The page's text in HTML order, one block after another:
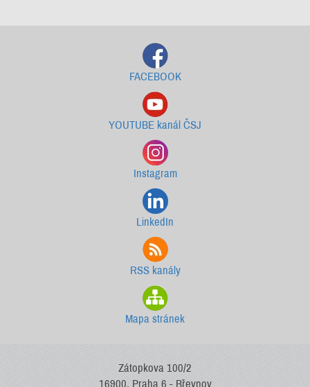
FACEBOOK
YOUTUBE kanál ČSJ
Instagram
LinkedIn
RSS kanály
Mapa stránek
Zátopkova 100/2
16900, Praha 6 - Břevnov